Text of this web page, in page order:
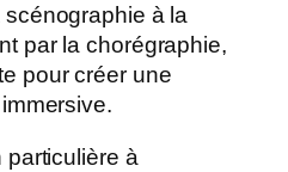
scénographie à la
par la chorégraphie,
pour créer une
particulière à